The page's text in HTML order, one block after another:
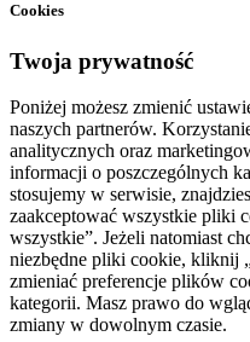
Cookies
Twoja prywatność
Poniżej możesz zmienić
naszych partnerów.
analitycznych oraz
informacji o poszczególnych
stosujemy w serwisie,
zaakceptować wszystkie pliki
wszystkie”. Jeżeli natomiast
niezbędne pliki cookie, kliknij
zmieniać preferencje plików
kategorii. Masz prawo do
zmiany w dowolnym czasie.